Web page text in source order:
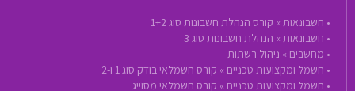
• חשבונאות » קורס הנהלת חשבונות סוג 1+2
• חשבונאות » הנהלת חשבונות סוג 3
• מחשבים » ניהול רשתות
• חשמל ומקצועות טכניים » קורס חשמלאי בודק סוג 1 ו-2
• חשמל ומקצועות טכניים » קורס חשמלאי מסוייג